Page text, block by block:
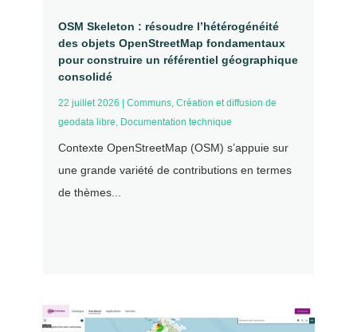
OSM Skeleton : résoudre l’hétérogénéité
des objets OpenStreetMap fondamentaux
pour construire un référentiel géographique
consolidé
22 juillet 2026 Communs, Création et diffusion de
geodata libre, Documentation technique
Contexte OpenStreetMap (OSM) s’appuie sur
une grande variété de contributions en termes
de thèmes...